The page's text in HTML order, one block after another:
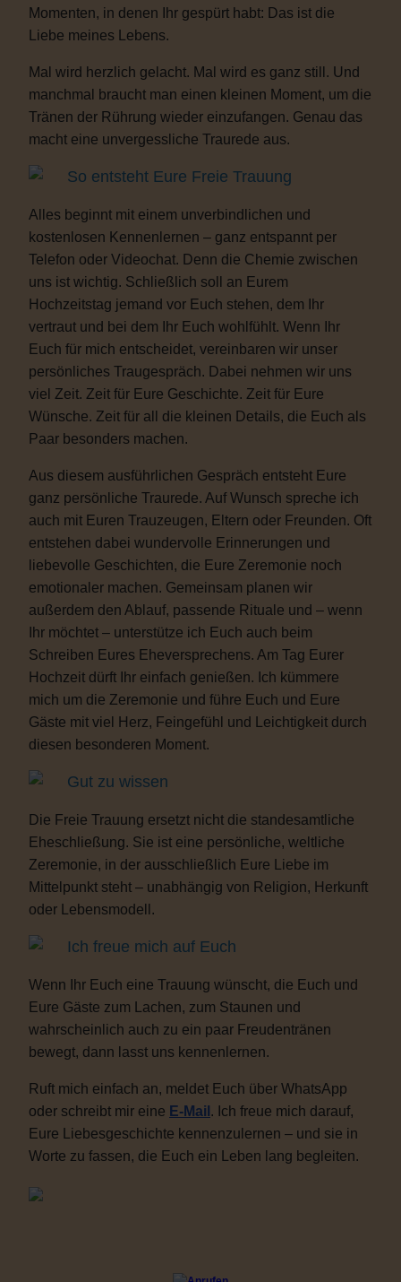
Momenten, in denen Ihr gespürt habt: Das ist die
Liebe meines Lebens.
Mal wird herzlich gelacht. Mal wird es ganz still. Und
manchmal braucht man einen kleinen Moment, um die
Tränen der Rührung wieder einzufangen. Genau das
macht eine unvergessliche Traurede aus.
So entsteht Eure Freie Trauung
Alles beginnt mit einem unverbindlichen und
kostenlosen Kennenlernen – ganz entspannt per
Telefon oder Videochat. Denn die Chemie zwischen
uns ist wichtig. Schließlich soll an Eurem
Hochzeitstag jemand vor Euch stehen, dem Ihr
vertraut und bei dem Ihr Euch wohlfühlt. Wenn Ihr
Euch für mich entscheidet, vereinbaren wir unser
persönliches Traugespräch. Dabei nehmen wir uns
viel Zeit. Zeit für Eure Geschichte. Zeit für Eure
Wünsche. Zeit für all die kleinen Details, die Euch als
Paar besonders machen.
Aus diesem ausführlichen Gespräch entsteht Eure
ganz persönliche Traurede. Auf Wunsch spreche ich
auch mit Euren Trauzeugen, Eltern oder Freunden. Oft
entstehen dabei wundervolle Erinnerungen und
liebevolle Geschichten, die Eure Zeremonie noch
emotionaler machen. Gemeinsam planen wir
außerdem den Ablauf, passende Rituale und – wenn
Ihr möchtet – unterstütze ich Euch auch beim
Schreiben Eures Eheversprechens. Am Tag Eurer
Hochzeit dürft Ihr einfach genießen. Ich kümmere
mich um die Zeremonie und führe Euch und Eure
Gäste mit viel Herz, Feingefühl und Leichtigkeit durch
diesen besonderen Moment.
Gut zu wissen
Die Freie Trauung ersetzt nicht die standesamtliche
Eheschließung. Sie ist eine persönliche, weltliche
Zeremonie, in der ausschließlich Eure Liebe im
Mittelpunkt steht – unabhängig von Religion, Herkunft
oder Lebensmodell.
Ich freue mich auf Euch
Wenn Ihr Euch eine Trauung wünscht, die Euch und
Eure Gäste zum Lachen, zum Staunen und
wahrscheinlich auch zu ein paar Freudentränen
bewegt, dann lasst uns kennenlernen.
Ruft mich einfach an, meldet Euch über WhatsApp
oder schreibt mir eine E-Mail . Ich freue mich darauf,
Eure Liebesgeschichte kennenzulernen – und sie in
Worte zu fassen, die Euch ein Leben lang begleiten.